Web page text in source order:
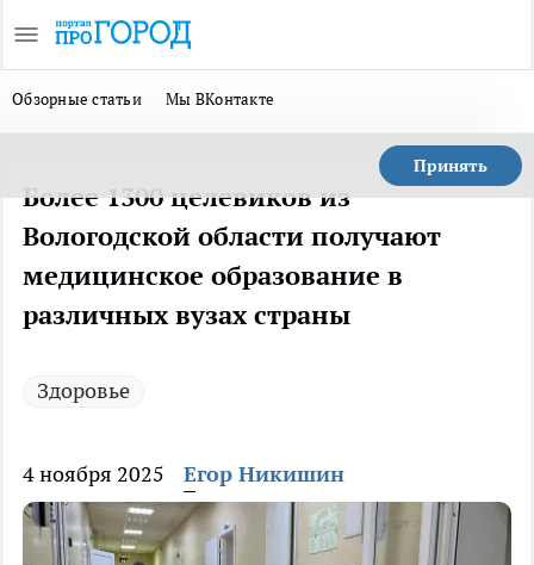
Обзорные статьи Мы ВКонтакте
Принять
Более 1300 целевиков из
Вологодской области получают
медицинское образование в
различных вузах страны
Здоровье
4 ноября 2025 Егор Никишин